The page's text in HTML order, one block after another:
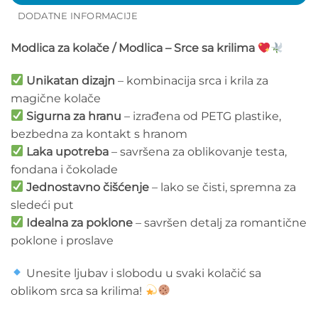
DODATNE INFORMACIJE
Modlica za kolače / Modlica – Srce sa krilima
Unikatan dizajn – kombinacija srca i krila za
magične kolače
Sigurna za hranu – izrađena od PETG plastike,
bezbedna za kontakt s hranom
Laka upotreba – savršena za oblikovanje testa,
fondana i čokolade
Jednostavno čišćenje – lako se čisti, spremna za
sledeći put
Idealna za poklone – savršen detalj za romantične
poklone i proslave
Unesite ljubav i slobodu u svaki kolačić sa
oblikom srca sa krilima!